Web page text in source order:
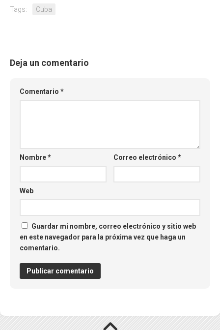
Tags: Cuba
Deja un comentario
Comentario *
Nombre* Correo electrónico*
Web
Guardar mi nombre, correo electrónico y sitio web
en este navegador para la próxima vez que haga un
comentario.